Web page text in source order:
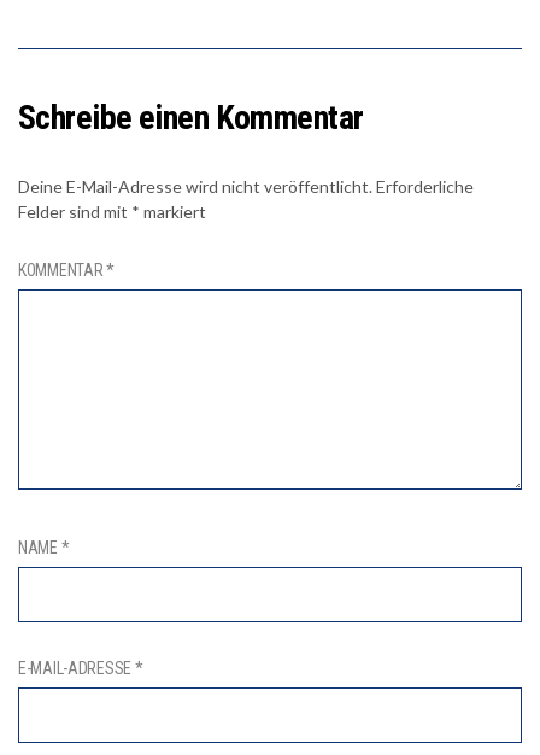
Schreibe einen Kommentar
Deine E-Mail-Adresse wird nicht veröffentlicht.Erforderliche
Felder sind mit * markiert
KOMMENTAR*
NAME *
E-MAIL-ADRESSE *